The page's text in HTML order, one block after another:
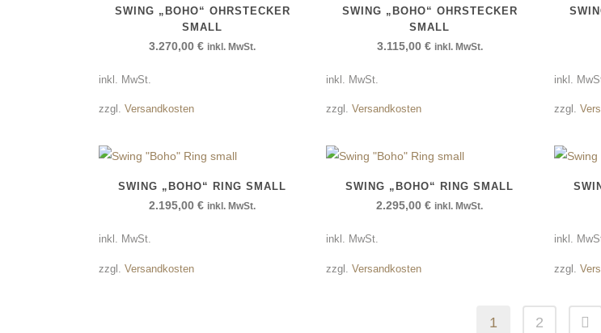
SWING „BOHO“ OHRSTECKER
SMALL
3.270,00€ inkl. MwSt.
inkl. MwSt.
zzgl. Versandkosten
SWING „BOHO“ OHRSTECKER
SMALL
3.115,00 € inkl. MwSt.
inkl. MwSt.
zzgl.Versandkosten
inkl.
zzgl.
SWING „BOHO“ RING SMALL
2.195,00€ inkl. MwSt.
inkl. MwSt.
zzgl. Versandkosten
SWING „BOHO“ RING SMALL
2.295,00€ inkl. MwSt.
inkl. MwSt.
zzgl.Versandkosten
inkl.
zzgl.
1 2